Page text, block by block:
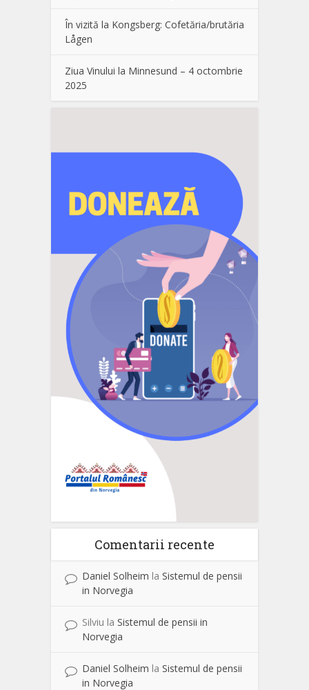
În vizită la Kongsberg: Cofetăria/brutăria
Lågen
Ziua Vinului la Minnesund – 4 octombrie
2025
Comentarii recente
Daniel Solheim la Sistemul de pensii
in Norvegia
Silviu la Sistemul de pensii in
Norvegia
Daniel Solheim la Sistemul de pensii
in Norvegia